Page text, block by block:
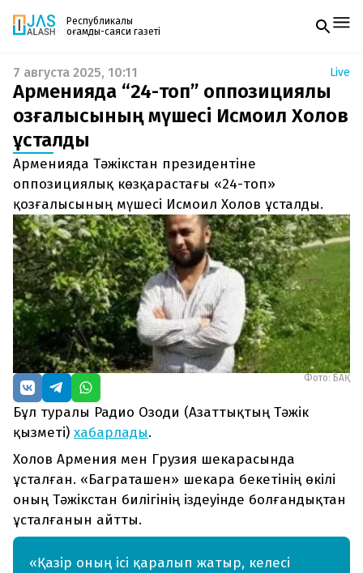
Республикалық
қоғамдық-саяси газеті
Жаңалықтар
Спорт
Live
Руханият
Аймақ
Архив
Заң және тәртіп
Редакциямен байланыс
+7 708 604 51 06
Жарнама бөлімі
+7 701 220 64 52
Пошта
zhasalash100@gmail.com
Газетке жазылу
PDF форматтағы газетті ай сайын электронды
поштаңызға алып отырыңыз. Жаңа нөмір
шыққан сәтте сізге бірден жіберіледі. Тек email
енгізіңіз, біз қалғанын өзіміз жібереміз.
7 августа 2025, 10:11 Live
Арменияда “24-топ” оппозициялық
қозғалысының мүшесі Исмоил Холов
ұсталды
Арменияда Тәжікстан президентіне
оппозициялық көзқарастағы «24-топ»
қозғалысының мүшесі Исмоил Холов ұсталды.
Фото: БАҚ
Бұл туралы Радио Озоди (Азаттықтың Тәжік
қызметі) хабарлады.
Холов Армения мен Грузия шекарасында
ұсталған. «Баграташен» шекара бекетінің өкілі
оның Тәжікстан билігінің іздеуінде болғандықтан
ұсталғанын айтты.
«Қазір оның ісі қаралып жатыр, келесі